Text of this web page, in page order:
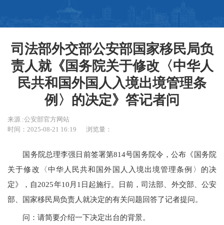
司法部外交部公安部国家移民局负
责人就《国务院关于修改〈中华人
民共和国外国人入境出境管理条
例〉的决定》答记者问
来源 :公安部官方网站
时间：2025-08-21 16:19
浏览量：
国务院总理李强日前签署第814号国务院令，公布《国务院
关于修改〈中华人民共和国外国人入境出境管理条例〉的决
定》，自2025年10月1日起施行。日前，司法部、外交部、公安
部、国家移民局负责人就决定的有关问题回答了记者提问。
问：请简要介绍一下决定出台的背景。